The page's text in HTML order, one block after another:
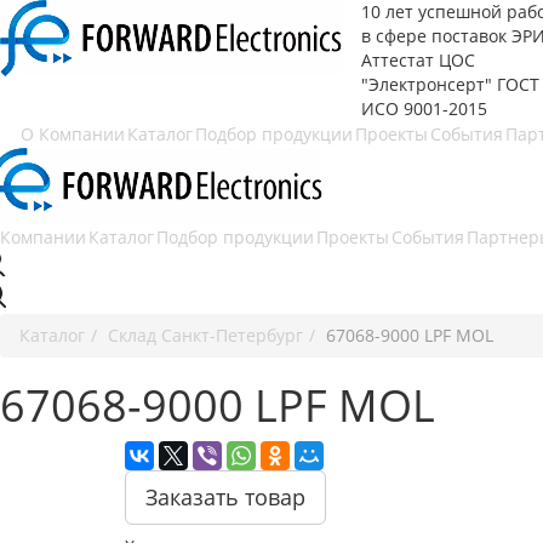
10 лет успешной
в сфере поставок ЭРИ
Аттестат ЦОС
"Электронсерт" ГОСТ
ИСО 9001-2015
О Компании КаталогПодбор продукции Проекты События
КаталогПодбор продукции Проекты События
Каталог Cклад Санкт-Петербург 67068-9000 LPF MOL
67068-9000 LPF MOL
Заказать товар